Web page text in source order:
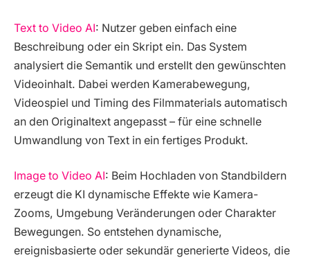
Text to Video AI: Nutzer geben einfach eine
Beschreibung oder ein Skript ein. Das System
analysiert die Semantik und erstellt den gewünschten
Videoinhalt. Dabei werden Kamerabewegung,
Videospiel und Timing des Filmmaterials automatisch
an den Originaltext angepasst – für eine schnelle
Umwandlung von Text in ein fertiges Produkt.
Image to Video AI: Beim Hochladen von Standbildern
erzeugt die KI dynamische Effekte wie Kamera-
Zooms, Umgebung Veränderungen oder Charakter
Bewegungen. So entstehen dynamische,
ereignisbasierte oder sekundär generierte Videos, die